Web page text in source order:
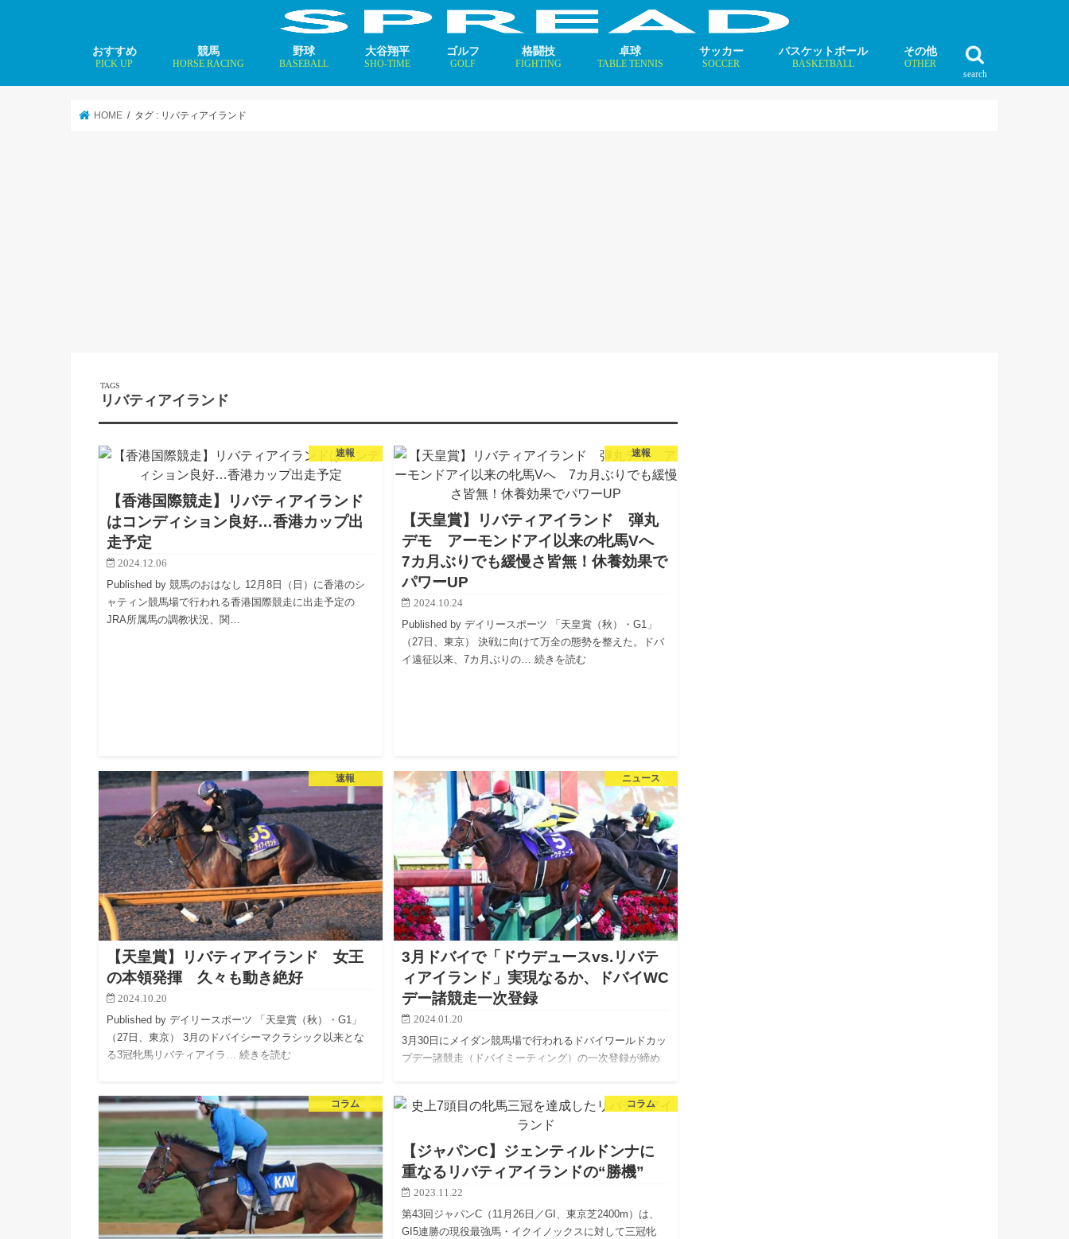
search
おすすめ
PICK UP
競馬
HORSE RACING
野球
BASEBALL
大谷翔平
SHO-TIME
ゴルフ
GOLF
格闘技
FIGHTING
卓球
TABLE TENNIS
サッカー
SOCCER
バスケットボール
BASKETBALL
その他
OTHER
HOME タグ : リバティアイランド
リバティアイランド
速報
【香港国際競走】リバティアイランド
はコンディション良好…香港カップ出
走予定
2024.12.06
Published by 競馬のおはなし 12月8日（日）に香港のシ
ャティン競馬場で行われる香港国際競走に出走予定の
JRA所属馬の調教状況、関…
速報
【天皇賞】リバティアイランド 弾丸
デモ アーモンドアイ以来の牝馬Vへ
7カ月ぶりでも緩慢さ皆無！休養効果で
パワーUP
2024.10.24
Published by デイリースポーツ 「天皇賞（秋）・G1」
（27日、東京） 決戦に向けて万全の態勢を整えた。ドバ
イ遠征以来、7カ月ぶりの… 続きを読む
速報
【天皇賞】リバティアイランド 女王
の本領発揮 久々も動き絶好
2024.10.20
Published by デイリースポーツ 「天皇賞（秋）・G1」
（27日、東京） 3月のドバイシーマクラシック以来とな
る3冠牝馬リバティアイラ… 続きを読む
ニュース
3月ドバイで「ドウデュースvs.リバテ
ィアイランド」実現なるか、ドバイWC
デー諸競走一次登録
2024.01.20
3月30日にメイダン競馬場で行われるドバイワールドカッ
プデー諸競走（ドバイミーティング）の一次登録が締め
画プレーバック】「もう独走！強い！」イクイノック
ス、ノーステ…
コラム コラム
【ジャパンC】ジェンティルドンナに
重なるリバティアイランドの“勝機”
2023.11.22
第43回ジャパンC（11月26日／GI、東京芝2400m）は、
GI5連勝の現役最強馬・イクイノックスに対して三冠牝